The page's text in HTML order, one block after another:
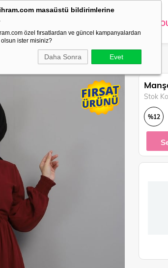
masaüstü bildirimlerine
özel fırsatlardan ve güncel kampanyalardan
ister misiniz?
Daha Sonra Evet
Stok
%12